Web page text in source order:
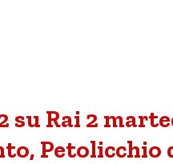
su Rai 2
Petolicchio